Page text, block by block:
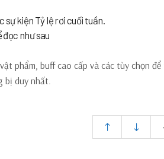
kiện Tỷ lệ rơi cuối tuần.
như sau
phẩm, buff cao cấp và các tùy chọn
bị duy nhất.